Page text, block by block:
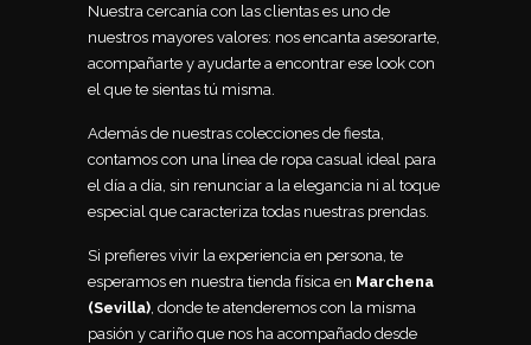
Nuestra cercanía con las clientas es uno de
nuestros mayores valores: nos encanta asesorarte,
acompañarte y ayudarte a encontrar ese look con
el que te sientas tú misma.
Además de nuestras colecciones de fiesta,
contamos con una línea de ropa casual ideal para
el día a día, sin renunciar a la elegancia ni al toque
especial que caracteriza todas nuestras prendas.
Si prefieres vivir la experiencia en persona, te
esperamos en nuestra tienda física en Marchena
(Sevilla), donde te atenderemos con la misma
pasión y cariño que nos ha acompañado desde